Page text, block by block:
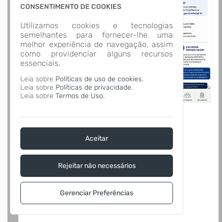
CONSENTIMENTO DE COOKIES
Utilizamos cookies e tecnologias
semelhantes para fornecer-lhe uma
melhor experiência de navegação, assim
como providenciar alguns recursos
essenciais.
Leia sobre Políticas de uso de cookies.
Leia sobre Políticas de privacidade.
Leia sobre Termos de Uso.
Aceitar
Rejeitar não necessários
Gerenciar Preferências